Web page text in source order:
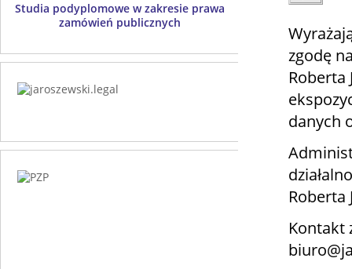
zgodę
Roberta
danych
Roberta
Kontakt
Studia podyplomowe w zakresie prawa
zamówień publicznych